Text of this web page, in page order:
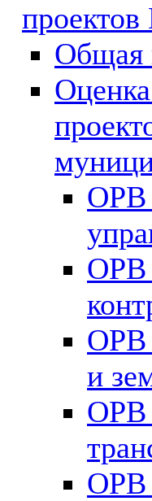
Общая
ОРВ
ОРВ
ОРВ
и
ОРВ
ОРВ